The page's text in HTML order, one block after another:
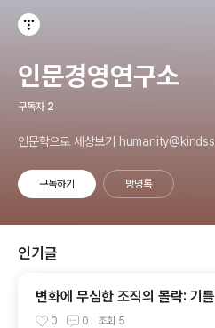
인문경영연구소
구독자 2
인문학으로 세상보기
구독하기 방명록
인기글
변화에 무심한 조직의 몰락: 기
네치아 이야기
0 0 조회 5